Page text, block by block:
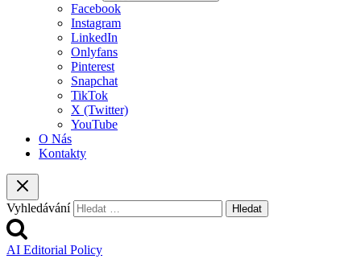
Facebook
Instagram
LinkedIn
Onlyfans
Pinterest
Snapchat
TikTok
X (Twitter)
YouTube
O Nás
Kontakty
Vyhledávání
AI Editorial Policy